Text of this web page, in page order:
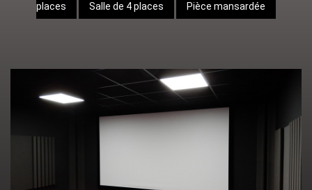
places Salle de 4 places Pièce mansardée